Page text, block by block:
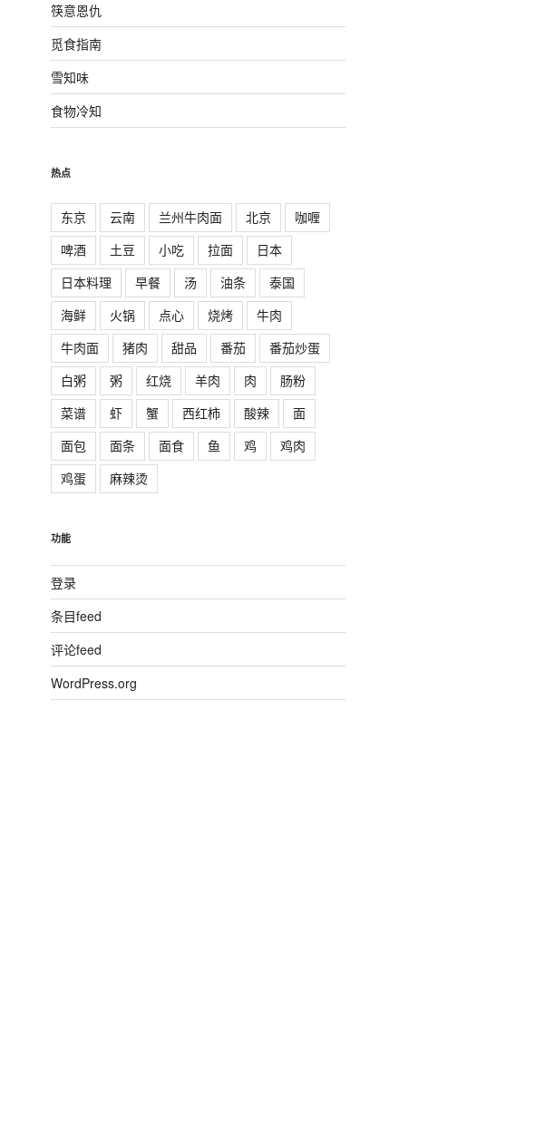
筷意恩仇
觅食指南
雪知味
食物冷知
热点
东京 云南 兰州牛肉面 北京
咖喱
啤酒
土豆 小吃 拉面
日本
日本料理
早餐 汤 油条
泰国
海鲜
火锅 点心 烧烤
牛肉
牛肉面
猪肉 甜品 番茄
番茄炒蛋
白粥
粥 红烧 羊肉 肉
肠粉
菜谱
虾 蟹 西红柿 酸辣
面
面包
面条 面食 鱼 鸡
鸡肉
鸡蛋
麻辣烫
功能
登录
条目feed
评论feed
WordPress.org